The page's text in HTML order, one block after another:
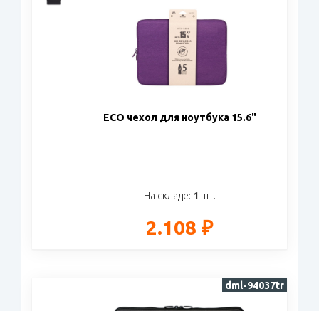
ECO чехол для ноутбука 15.6"
На складе: 1 шт.
2.108 ₽
dml-94037tr